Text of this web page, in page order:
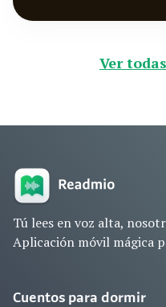
Ver
Tú lees en voz alta,
Aplicación móvil mágica
Cuentos para dormir